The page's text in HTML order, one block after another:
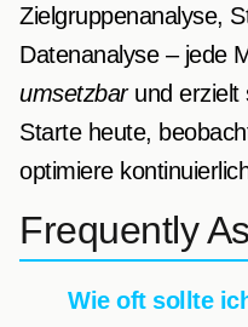
Zielgruppenanalyse,
Datenanalyse – jede
umsetzbarund erzielt
Starte heute,
optimiere
Frequently
Wie oft sollte